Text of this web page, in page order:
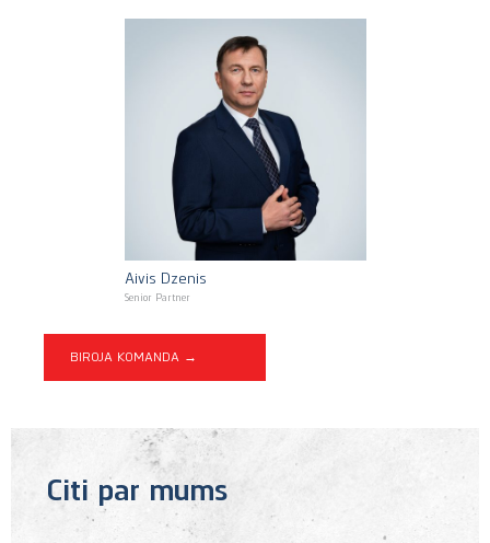
Aivis Dzenis
Senior Partner
BIROJA KOMANDA →
Citi par mums